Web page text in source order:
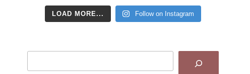
LOAD MORE... Follow on Instagram